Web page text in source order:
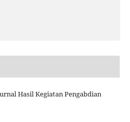
Hasil Kegiatan Pengabdian